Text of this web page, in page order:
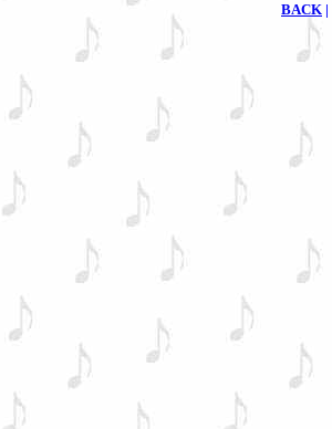
BACK |